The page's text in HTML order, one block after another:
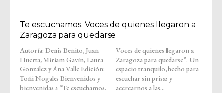
Te escuchamos. Voces de quienes llegaron a
Zaragoza para quedarse
Autoría: Denis Benito, Juan
Huerta, Miriam Gavín, Laura
González y Ana Valle Edición:
Toñi Nogales Bienvenidos y
bienvenidas a “Te escuchamos.
Voces de quienes llegaron a
Zaragoza para quedarse”. Un
espacio tranquilo, hecho para
escuchar sin prisas y
acercarnos a las...